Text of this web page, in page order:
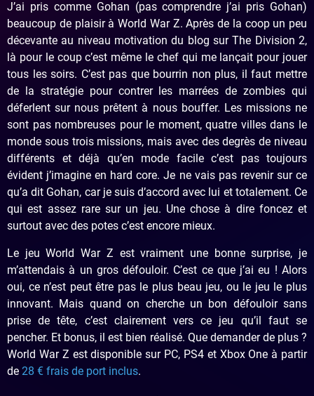
J’ai pris comme Gohan (pas comprendre j’ai pris Gohan)
beaucoup de plaisir à World War Z. Après de la coop un peu
décevante au niveau motivation du blog sur The Division 2,
là pour le coup c’est même le chef qui me lançait pour jouer
tous les soirs. C’est pas que bourrin non plus, il faut mettre
de la stratégie pour contrer les marrées de zombies qui
déferlent sur nous prêtent à nous bouffer. Les missions ne
sont pas nombreuses pour le moment, quatre villes dans le
monde sous trois missions, mais avec des degrès de niveau
différents et déjà qu’en mode facile c’est pas toujours
évident j’imagine en hard core. Je ne vais pas revenir sur ce
qu’a dit Gohan, car je suis d’accord avec lui et totalement. Ce
qui est assez rare sur un jeu. Une chose à dire foncez et
surtout avec des potes c’est encore mieux.
Le jeu World War Z est vraiment une bonne surprise, je
m’attendais à un gros défouloir. C’est ce que j’ai eu ! Alors
oui, ce n’est peut être pas le plus beau jeu, ou le jeu le plus
innovant. Mais quand on cherche un bon défouloir sans
prise de tête, c’est clairement vers ce jeu qu’il faut se
pencher. Et bonus, il est bien réalisé. Que demander de plus ?
World War Z est disponible sur PC, PS4 et Xbox One à partir
de 28 € frais de port inclus.